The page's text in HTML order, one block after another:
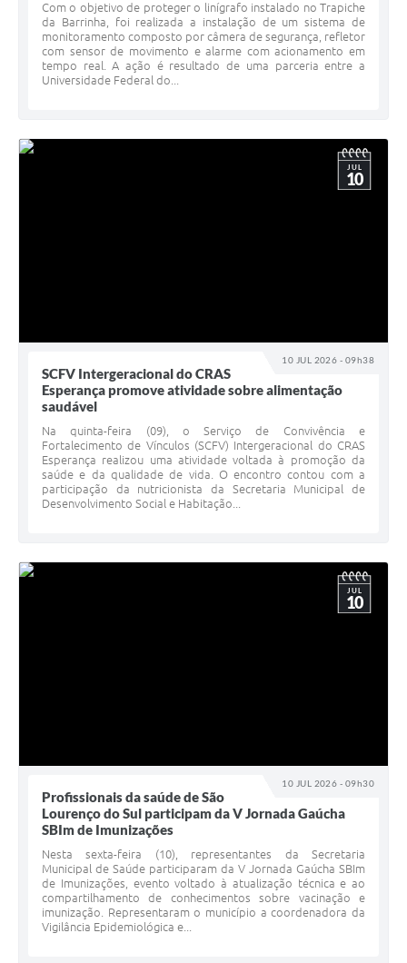
Com o objetivo de proteger o linígrafo instalado no Trapiche
da Barrinha, foi realizada a instalação de um sistema de
monitoramento composto por câmera de segurança, refletor
com sensor de movimento e alarme com acionamento em
tempo real. A ação é resultado de uma parceria entre a
Universidade Federal do...
10 JUL 2026 - 09h38
JUL
10
SCFV Intergeracional do CRAS
Esperança promove atividade sobre alimentação
saudável
Na quinta-feira (09), o Serviço de Convivência e
Fortalecimento de Vínculos (SCFV) Intergeracional do CRAS
Esperança realizou uma atividade voltada à promoção da
saúde e da qualidade de vida. O encontro contou com a
participação da nutricionista da Secretaria Municipal de
Desenvolvimento Social e Habitação...
10 JUL 2026 - 09h30
JUL
10
Profissionais da saúde de São
Lourenço do Sul participam da V Jornada Gaúcha
SBIm de Imunizações
Nesta sexta-feira (10), representantes da Secretaria
Municipal de Saúde participaram da V Jornada Gaúcha SBIm
de Imunizações, evento voltado à atualização técnica e ao
compartilhamento de conhecimentos sobre vacinação e
imunização. Representaram o município a coordenadora da
Vigilância Epidemiológica e...